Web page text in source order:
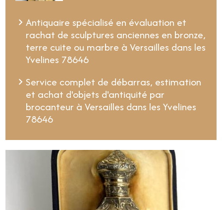
Antiquaire spécialisé en évaluation et
rachat de sculptures anciennes en bronze,
terre cuite ou marbre à Versailles dans les
Yvelines 78646
Service complet de débarras, estimation
et achat d'objets d'antiquité par
brocanteur à Versailles dans les Yvelines
78646